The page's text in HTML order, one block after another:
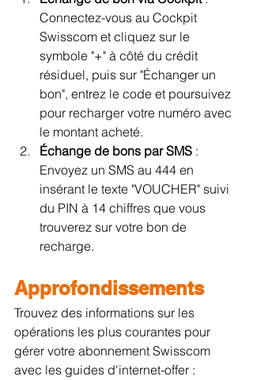
Connectez-vous au Cockpit
Swisscom et cliquez sur le
symbole "+" à côté du crédit
résiduel, puis sur "Échanger un
bon", entrez le code et poursuivez
pour recharger votre numéro avec
le montant acheté.
Échange de bons par SMS :
Envoyez un SMS au 444 en
insérant le texte "VOUCHER" suivi
du PIN à 14 chiffres que vous
trouverez sur votre bon de
recharge.
Approfondissements
Trouvez des informations sur les
opérations les plus courantes pour
gérer votre abonnement Swisscom
avec les guides d'internet-offer :